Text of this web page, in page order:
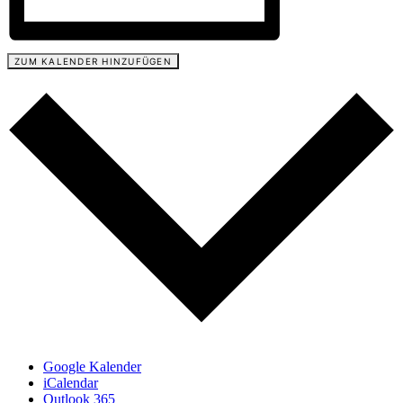
ZUM KALENDER HINZUFÜGEN
Google Kalender
iCalendar
Outlook 365